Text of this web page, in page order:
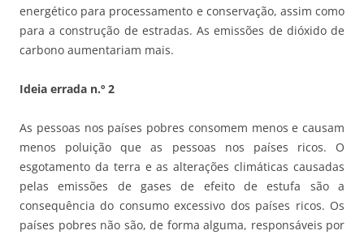
energético para processamento e conservação, assim como
para a construção de estradas. As emissões de dióxido de
carbono aumentariam mais.
Ideia errada n.º 2
As pessoas nos países pobres consomem menos e causam
menos poluição que as pessoas nos países ricos. O
esgotamento da terra e as alterações climáticas causadas
pelas emissões de gases de efeito de estufa são a
consequência do consumo excessivo dos países ricos. Os
países pobres não são, de forma alguma, responsáveis por